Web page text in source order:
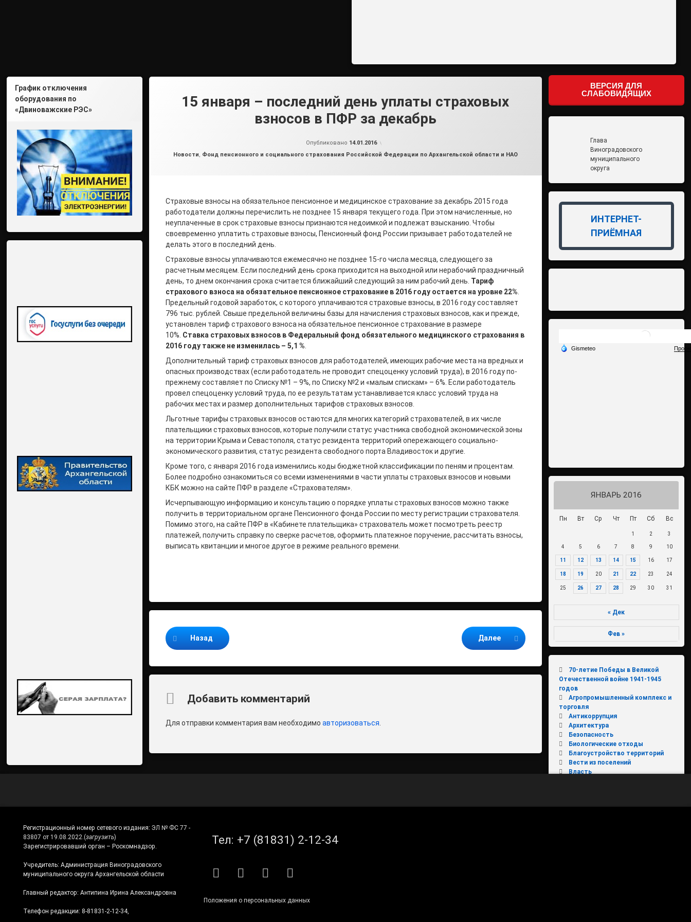
15 января – последний день уплаты страховых
взносов в ПФР за декабрь
Опубликовано 14.01.2016
Рубрики:
Новости, Фонд пенсионного и социального страхования Российской Федерации по Архангельской области и НАО
Страховые взносы на обязательное пенсионное и медицинское страхование за декабрь 2015 года
работодатели должны перечислить не позднее 15 января текущего года. При этом начисленные, но
неуплаченные в срок страховые взносы признаются недоимкой и подлежат взысканию. Чтобы
своевременно уплатить страховые взносы, Пенсионный фонд России призывает работодателей не
делать этого в последний день.
Страховые взносы уплачиваются ежемесячно не позднее 15-го числа месяца, следующего за
расчетным месяцем. Если последний день срока приходится на выходной или нерабочий праздничный
день, то днем окончания срока считается ближайший следующий за ним рабочий день. Тариф
страхового взноса на обязательное пенсионное страхование в 2016 году остается на уровне 22%
Предельный годовой заработок, с которого уплачиваются страховые взносы, в 2016 году составляет
796 тыс. рублей. Свыше предель­ной величины базы для начисления страховых взносов, как и прежде,
установлен тариф страхового взноса на обязательное пенсионное страхование в размере
10%. Ставка страховых взносов в Федеральный фонд обязательного медицинского страхования в
2016 году также не изменилась – 5,1 %
Дополнительный тариф страховых взносов для работодателей, имеющих рабочие места на вредных и
опасных производствах (если работодатель не проводит спецоценку условий труда), в 2016 году по-
прежнему составляет по Списку №1 – 9%, по Списку №2 и «малым спискам» – 6%. Если работодатель
провел спецоценку условий труда, по ее результатам устанавливается класс условий труда на
рабочих местах и размер дополнительных тарифов страховых взносов.
Льготные тарифы страховых взносов остаются для многих категорий страхователей, в их числе
плательщики страховых взносов, которые получили статус участника свободной экономической зоны
на территории Крыма и Севастополя, статус резидента территорий опережающего социально-
экономического развития, статус резидента свободного порта Владивосток и другие.
Кроме того, с января 2016 года изменились коды бюджетной классификации по пеням и процентам.
Более подробно ознакомиться со всеми изменениями в части уплаты страховых взносов и новыми
КБК можно на сайте ПФР в разделе «Страхователям».
Исчерпывающую информацию и консультацию о порядке уплаты страховых взносов можно также
получить в территориальном органе Пенсионного фонда России по месту регистрации страхователя.
Помимо этого, на сайте ПФР в «Кабинете плательщика» страхователь может посмотреть реестр
платежей, получить справку по сверке расчетов, оформить платежное поручение, рассчитать взносы,
выписать квитанции и многое другое в режиме реального времени.
Продолжайте читать
Назад Далее
Комментарии
Добавить комментарий
Для отправки комментария вам необходимоавторизоваться
График отключения
оборудования по
«Двиноважские РЭС»
ВЕРСИЯ ДЛЯ
СЛАБОВИДЯЩИХ
Глава
Виноградовского
муниципального
округа
ИНТЕРНЕТ-
ПРИЁМНАЯ
ЯНВАРЬ 2016
Пн Вт Ср Чт Пт Сб Вс
1 2 3
4 5 6 7 8 9 10
11 12 13 14 15 16 17
18 19 20 21 22 23 24
25 26 27 28 29 30 31
« Дек
Фев »
70-летие Победы в Великой
Отечественной войне 1941-1945
годов
Агропромышленный комплекс и
торговля
Антикоррупция
Архитектура
Безопасность
Биологические отходы
Благоустройство территорий
Вести из поселений
Власть
Госавтоинспекция
Регистрационный номер сетевого издания: ЭЛ № ФС 77 -
83807 от 19.08.2022.(загрузить)
Зарегистрировавший орган – Роскомнадзор.
Учредитель: Администрация Виноградовского
муниципального округа Архангельской области
Главный редактор: Антипина Ирина Александровна
Телефон редакции: 8-81831-2-12-34,
Тел: +7 (81831) 2-12-34
RSS E-mailВКонтакте
Telegram
Положения о персональных данных